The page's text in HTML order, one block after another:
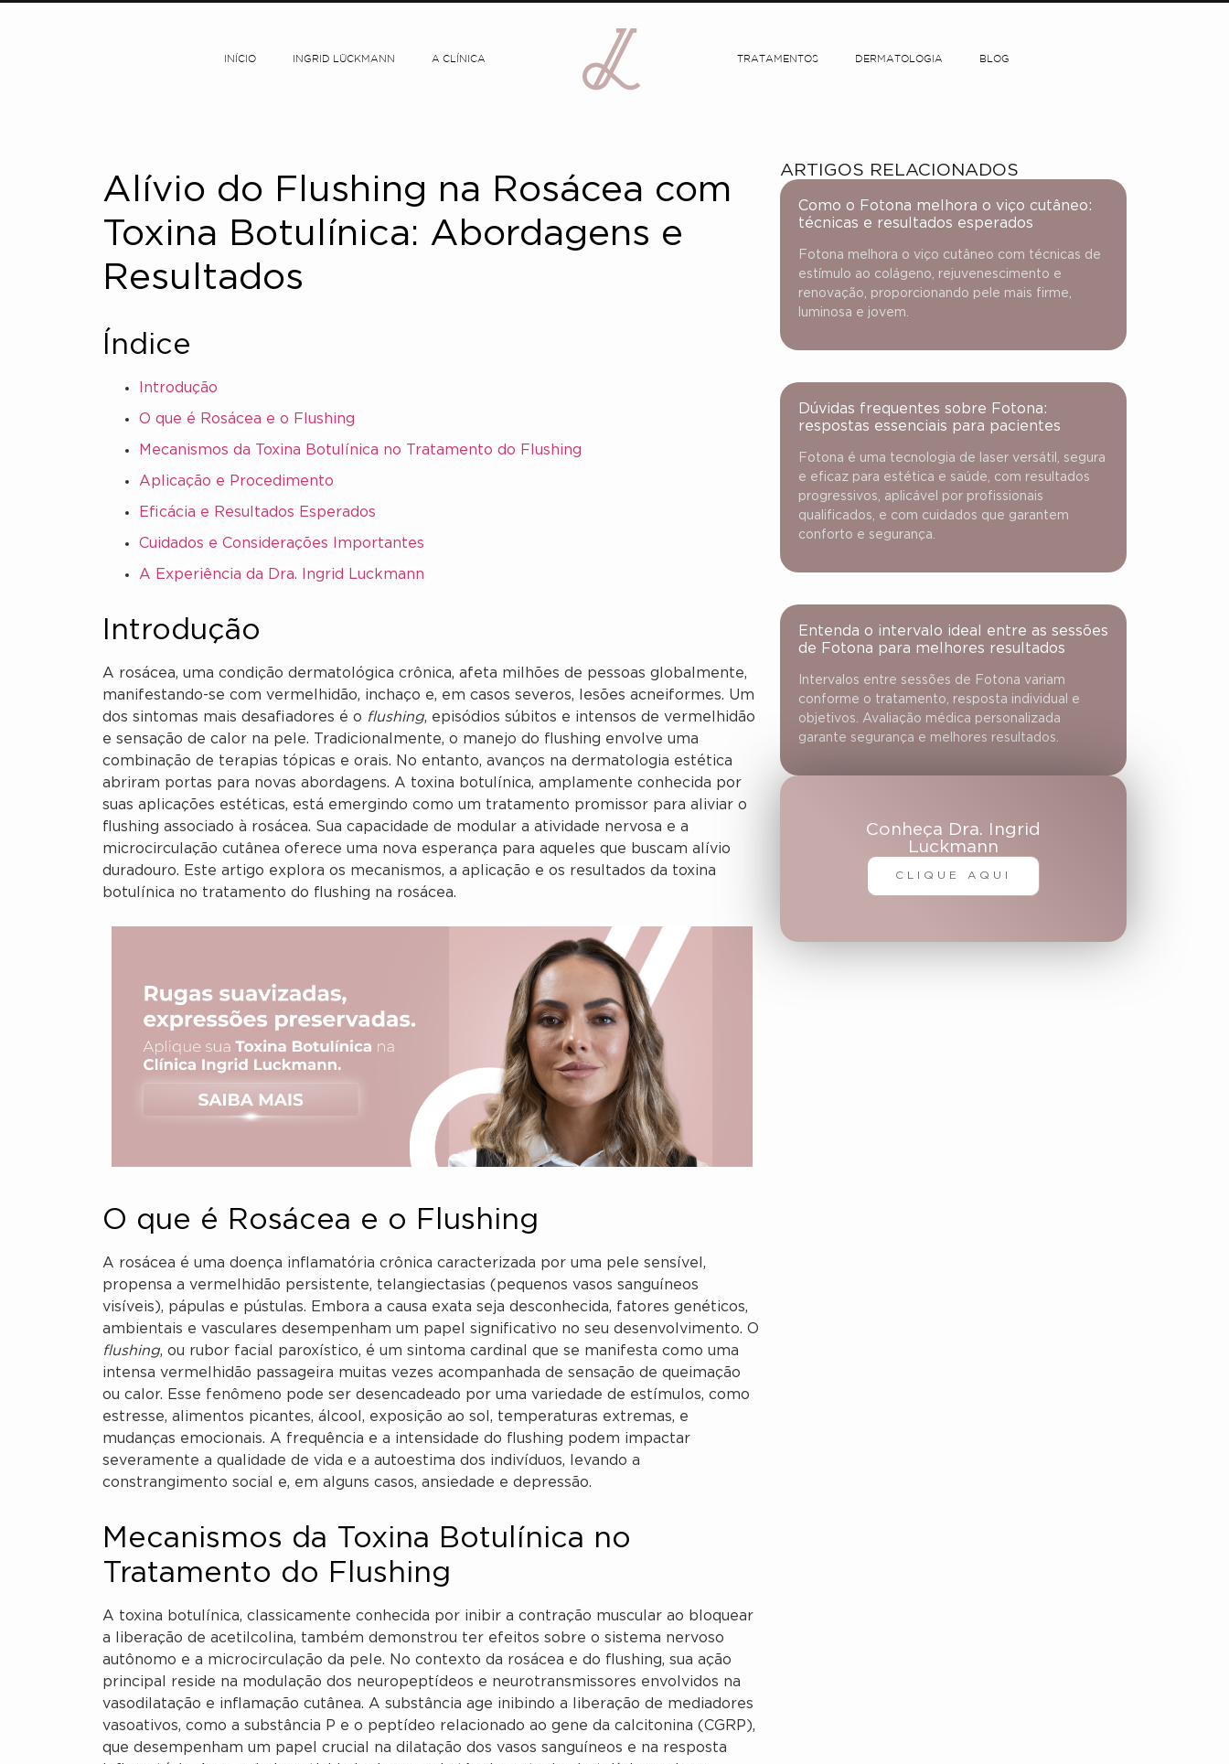
INÍCIO INGRID LÜCKMANN A CLÍNICA TRATAMENTOS DERMATOLOGIA BLOG
Alívio do Flushing na Rosácea com
Toxina Botulínica: Abordagens e
Resultados
Índice
Introdução
O que é Rosácea e o Flushing
Mecanismos da Toxina Botulínica no Tratamento do Flushing
Aplicação e Procedimento
Eficácia e Resultados Esperados
Cuidados e Considerações Importantes
A Experiência da Dra. Ingrid Luckmann
Introdução
A rosácea, uma condição dermatológica crônica, afeta milhões de pessoas globalmente,
manifestando-se com vermelhidão, inchaço e, em casos severos, lesões acneiformes. Um
dos sintomas mais desafiadores é o flushing, episódios súbitos e intensos de vermelhidão
e sensação de calor na pele. Tradicionalmente, o manejo do flushing envolve uma
combinação de terapias tópicas e orais. No entanto, avanços na dermatologia estética
abriram portas para novas abordagens. A toxina botulínica, amplamente conhecida por
suas aplicações estéticas, está emergindo como um tratamento promissor para aliviar o
flushing associado à rosácea. Sua capacidade de modular a atividade nervosa e a
microcirculação cutânea oferece uma nova esperança para aqueles que buscam alívio
duradouro. Este artigo explora os mecanismos, a aplicação e os resultados da toxina
botulínica no tratamento do flushing na rosácea.
O que é Rosácea e o Flushing
A rosácea é uma doença inflamatória crônica caracterizada por uma pele sensível,
propensa a vermelhidão persistente, telangiectasias (pequenos vasos sanguíneos
visíveis), pápulas e pústulas. Embora a causa exata seja desconhecida, fatores genéticos,
ambientais e vasculares desempenham um papel significativo no seu desenvolvimento. O
flushing, ou rubor facial paroxístico, é um sintoma cardinal que se manifesta como uma
intensa vermelhidão passageira muitas vezes acompanhada de sensação de queimação
ou calor. Esse fenômeno pode ser desencadeado por uma variedade de estímulos, como
estresse, alimentos picantes, álcool, exposição ao sol, temperaturas extremas, e
mudanças emocionais. A frequência e a intensidade do flushing podem impactar
severamente a qualidade de vida e a autoestima dos indivíduos, levando a
constrangimento social e, em alguns casos, ansiedade e depressão.
Mecanismos da Toxina Botulínica no
Tratamento do Flushing
A toxina botulínica, classicamente conhecida por inibir a contração muscular ao bloquear
a liberação de acetilcolina, também demonstrou ter efeitos sobre o sistema nervoso
autônomo e a microcirculação da pele. No contexto da rosácea e do flushing, sua ação
principal reside na modulação dos neuropeptídeos e neurotransmissores envolvidos na
vasodilatação e inflamação cutânea. A substância age inibindo a liberação de mediadores
vasoativos, como a substância P e o peptídeo relacionado ao gene da calcitonina (CGRP),
que desempenham um papel crucial na dilatação dos vasos sanguíneos e na resposta
ARTIGOS RELACIONADOS
Como o Fotona melhora o viço cutâneo:
técnicas e resultados esperados
Fotona melhora o viço cutâneo com técnicas de
estímulo ao colágeno, rejuvenescimento e
renovação, proporcionando pele mais firme,
luminosa e jovem.
Dúvidas frequentes sobre Fotona:
respostas essenciais para pacientes
Fotona é uma tecnologia de laser versátil, segura
e eficaz para estética e saúde, com resultados
progressivos, aplicável por profissionais
qualificados, e com cuidados que garantem
conforto e segurança.
Entenda o intervalo ideal entre as sessões
de Fotona para melhores resultados
Intervalos entre sessões de Fotona variam
conforme o tratamento, resposta individual e
objetivos. Avaliação médica personalizada
garante segurança e melhores resultados.
Conheça Dra. Ingrid
Luckmann
CLIQUE AQUI